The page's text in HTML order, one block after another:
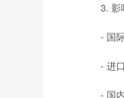
3. 影
- 国
- 进
- 国